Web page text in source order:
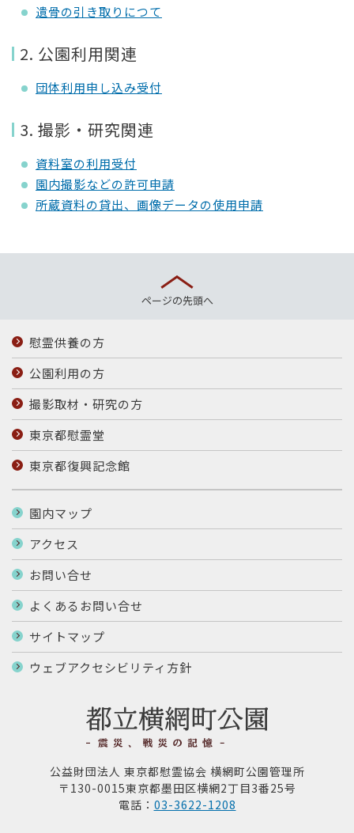
遺骨の引き取りにつて
2. 公園利用関連
団体利用申し込み受付
3. 撮影・研究関連
資料室の利用受付
園内撮影などの許可申請
所蔵資料の貸出、画像データの使用申請
ページの先頭へ
慰霊供養の方
公園利用の方
撮影取材・研究の方
東京都慰霊堂
東京都復興記念館
園内マップ
アクセス
お問い合せ
よくあるお問い合せ
サイトマップ
ウェブアクセシビリティ方針
公益財団法人 東京都慰霊協会 横網町公園管理所
〒130-0015東京都墨田区横網2丁目3番25号
電話： 03-3622-1208